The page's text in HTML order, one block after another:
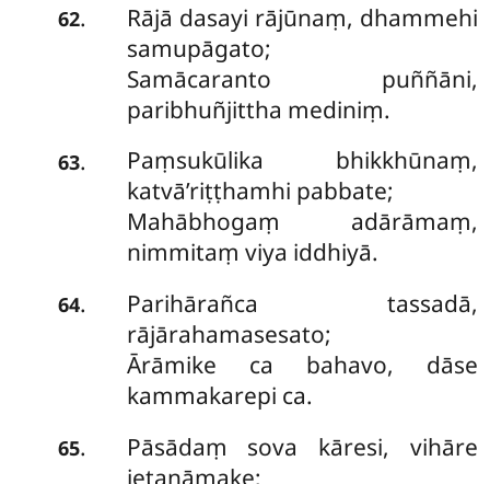
62.
Rājā dasayi rājūnaṃ, dhammehi
samupāgato;
Samācaranto puññāni,
paribhuñjittha mediniṃ.
63.
Paṃsukūlika bhikkhūnaṃ,
katvā’riṭṭhamhi pabbate;
Mahābhogaṃ adārāmaṃ,
nimmitaṃ viya iddhiyā.
64.
Parihārañca tassadā,
rājārahamasesato;
Ārāmike ca bahavo, dāse
kammakarepi ca.
65.
Pāsādaṃ sova kāresi, vihāre
jetanāmake;